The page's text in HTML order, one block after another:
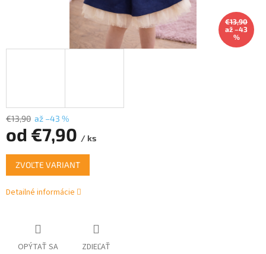
€13,90
až –43
%
€13,90 až –43 %
od €7,90 / ks
Jednotková
cena:
ZVOĽTE VARIANT
Detailné informácie
OPÝTAŤ SA ZDIEĽAŤ